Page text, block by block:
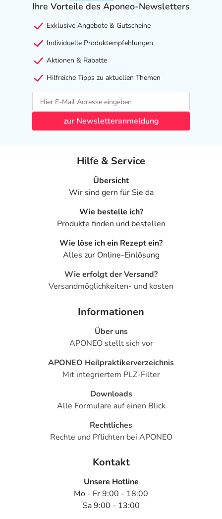
Ihre Vorteile des Aponeo-Newsletters
Exklusive Angebote & Gutscheine
Individuelle Produktempfehlungen
Aktionen & Rabatte
Hilfreiche Tipps zu aktuellen Themen
zur Newsletteranmeldung
Hilfe & Service
Übersicht
Wir sind gern für Sie da
Wie bestelle ich?
Produkte finden und bestellen
Wie löse ich ein Rezept ein?
Alles zur Online-Einlösung
Wie erfolgt der Versand?
Versandmöglichkeiten- und kosten
Informationen
Über uns
APONEO stellt sich vor
APONEO Heilpraktikerverzeichnis
Mit integriertem PLZ-Filter
Downloads
Alle Formulare auf einen Blick
Rechtliches
Rechte und Pflichten bei APONEO
Kontakt
Unsere Hotline
Mo - Fr 9:00 - 18:00
Sa 9:00 - 13:00